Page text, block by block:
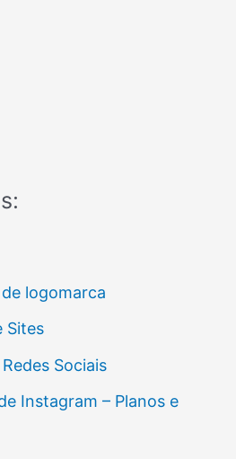
logomarca
Sites
Sociais
Instagram – Planos e